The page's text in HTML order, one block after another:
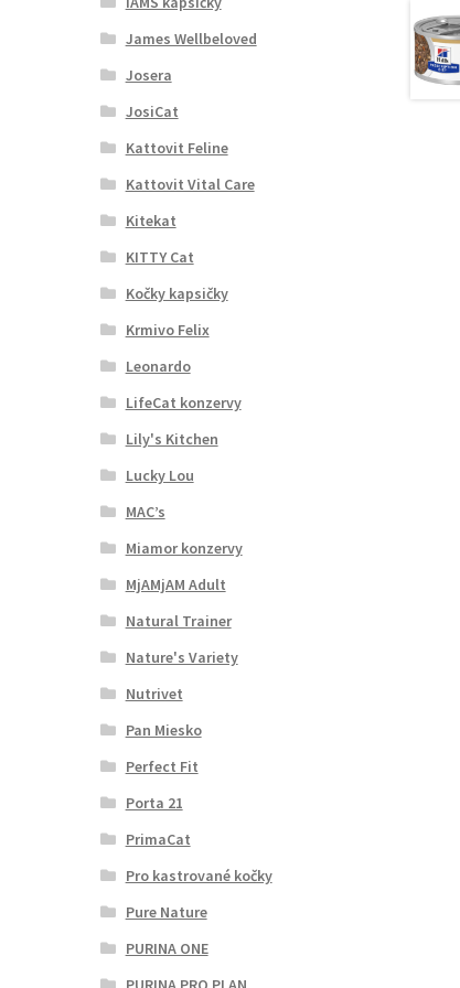
James Wellbeloved
Josera
JosiCat
Kattovit Feline
Kattovit Vital Care
Kitekat
KITTY Cat
Kočky kapsičky
Krmivo Felix
Leonardo
LifeCat konzervy
Lily's Kitchen
Lucky Lou
MAC’s
Miamor konzervy
MjAMjAM Adult
Natural Trainer
Nature's Variety
Nutrivet
Pan Miesko
Perfect Fit
Porta 21
PrimaCat
Pro kastrované kočky
Pure Nature
PURINA ONE